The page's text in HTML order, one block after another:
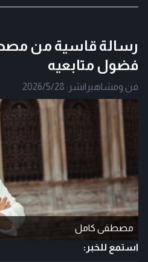
رسالة قاسية من
فضول متابعيه
فن ومشاهير |نشر: 2026/5/28
مصطفى كامل
استمع للخبر: